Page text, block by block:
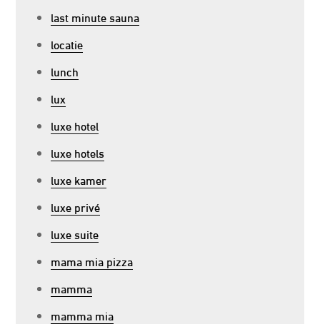
last minute sauna
locatie
lunch
lux
luxe hotel
luxe hotels
luxe kamer
luxe privé
luxe suite
mama mia pizza
mamma
mamma mia